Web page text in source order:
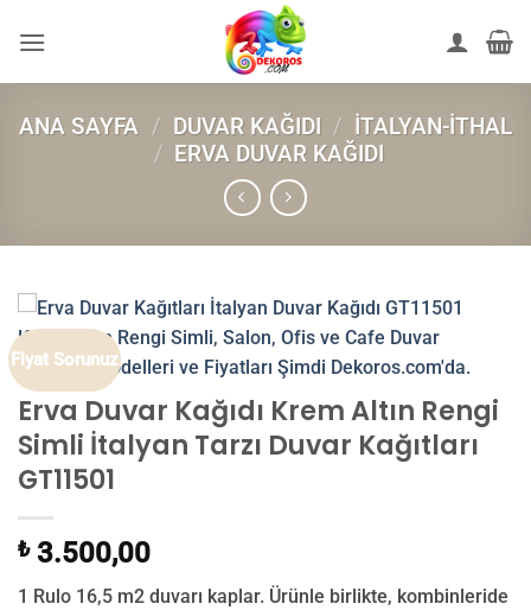
atla
ANA SAYFA / DUVAR KAĞIDI / İTALYAN-İTHAL
/ ERVA DUVAR KAĞIDI
Fiyat Sorunuz
Erva Duvar Kağıdı Krem Altın Rengi
Simli İtalyan Tarzı Duvar Kağıtları
GT11501
₺3.500,00
1 Rulo 16,5 m2 duvarı kaplar. Ürünle birlikte, kombinleride